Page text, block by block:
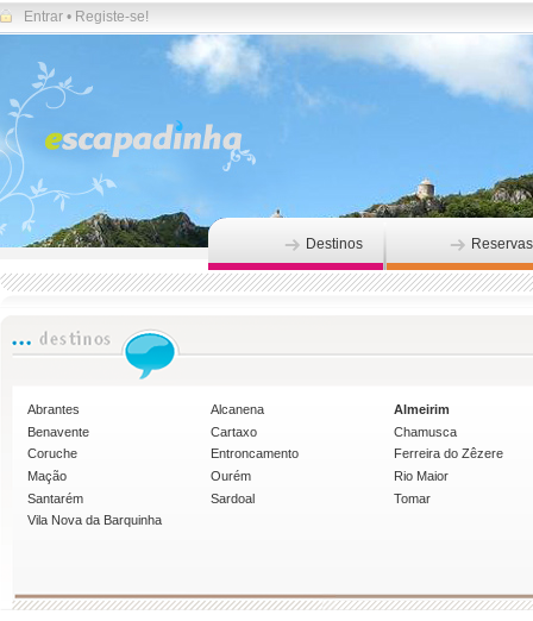
Entrar • Registe-se!
Destinos Reservas
Abrantes Alcanena
Almeirim
Benavente
Cartaxo
Chamusca
Coruche
Entroncamento
Ferreira do Zêzere
Mação
Ourém
Rio Maior
Santarém
Sardoal
Tomar
Vila Nova da Barquinha